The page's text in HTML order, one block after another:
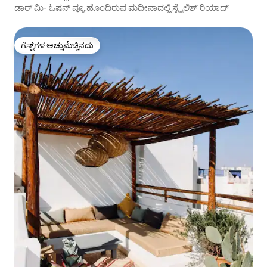
ಡಾರ್ ಮಿ- ಓಷನ್ ವ್ಯೂ ಹೊಂದಿರುವ ಮದೀನಾದಲ್ಲಿ ಸ್ಟೈಲಿಶ್ ರಿಯಾದ್
ಗೆಸ್ಟ್‌ಗಳ ಅಚ್ಚುಮೆಚ್ಚಿನದು
ಗೆಸ್ಟ್‌ಗಳ ಅಚ್ಚುಮೆಚ್ಚಿನದು